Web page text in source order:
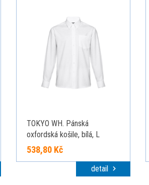
TOKYO WH. Pánská
oxfordská košile, bílá, L
538,80 Kč
detail